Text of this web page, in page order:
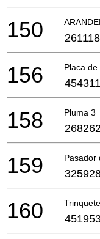
150
Placa
156
Pluma 3
158
Pasador
159
160